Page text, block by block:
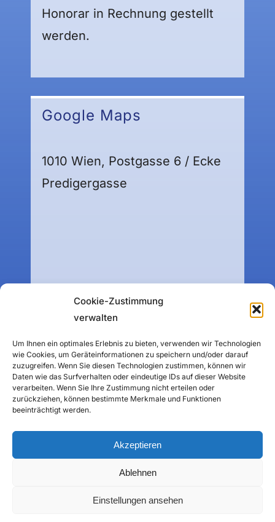
Cookie-Zustimmung
verwalten
Um Ihnen ein optimales Erlebnis zu bieten, verwenden wir Technologien
wie Cookies, um Geräteinformationen zu speichern und/oder darauf
zuzugreifen. Wenn Sie diesen Technologien zustimmen, können wir
Daten wie das Surfverhalten oder eindeutige IDs auf dieser Website
verarbeiten. Wenn Sie Ihre Zustimmung nicht erteilen oder
zurückziehen, können bestimmte Merkmale und Funktionen
beeinträchtigt werden.
Akzeptieren
Ablehnen
Einstellungen ansehen
Honorar in Rechnung gestellt
werden.
Google Maps
1010 Wien, Postgasse 6 / Ecke
Predigergasse